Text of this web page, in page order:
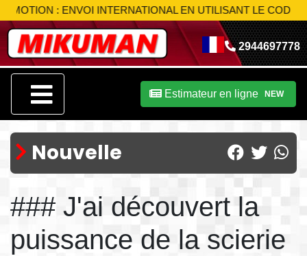
EN UTILISANT LE CODEMIK-S10PROFITEZ-
2944697778
Estimateur en ligne NEW
Nouvelle
### J'ai découvert la
puissance de la scierie